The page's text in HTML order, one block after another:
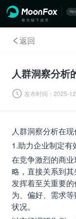
返回
人群洞察分析
发布时间： 2025-
人群洞察分析在
1.助力企业制定有
在竞争激烈的商
略，直接关系到
发挥着至关重要
为、偏好、需求
状况。